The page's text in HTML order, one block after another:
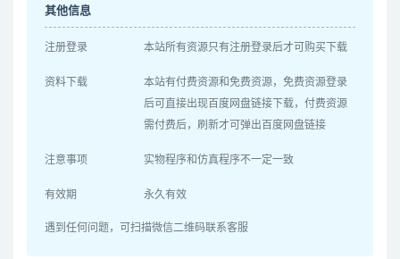
其他信息
注册登录 本站所有资源只有注册登录后才可购买下载
资料下载
本站有付费资源和免费资源，免费资源登录
后可直接出现百度网盘链接下载，付费资源
需付费后，刷新才可弹出百度网盘链接
注意事项 实物程序和仿真程序不一定一致
有效期 永久有效
遇到任何问题，可扫描微信二维码联系客服